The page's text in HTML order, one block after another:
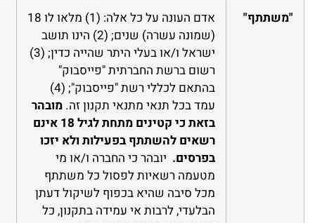
"משתתף"
אדם העונה על כל אלה: (1) מלאו לו 18
(שמונה עשרה) שנים; (2) הינו תושב
ישראל ו/או בעלי היתר שהייה כדין; (3)
רשום ברשת החברתית "פייסבוק"
בהתאם לכללי רשת "פייסבוק"; (4)
עמד בכל תנאי מתנאי תקנון זה. מובהר
בזאת כי קטינים מתחת לגיל 18 אינם
רשאים להשתתף בפעילות ולא יזכו
בפרסים. יובהר כי החברה ו/או מי
מטעמה רשאיות לפסול כל משתתף
מכל סיבה שהיא בכפוף לשיקול דעתן
הבלעדי, לרבות אי עמידה בתקנון, כל